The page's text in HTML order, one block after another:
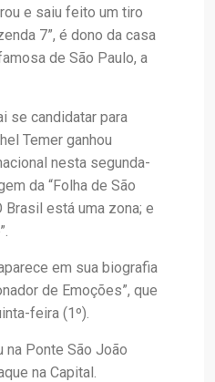
e saiu feito um tiro
7”, é dono da casa
de São Paulo, a
se candidatar para
Temer ganhou
nesta segunda-
da “Folha de São
Brasil está uma zona; e
em sua biografia
de Emoções”, que
feira (1º).
na Ponte São João
na Capital.